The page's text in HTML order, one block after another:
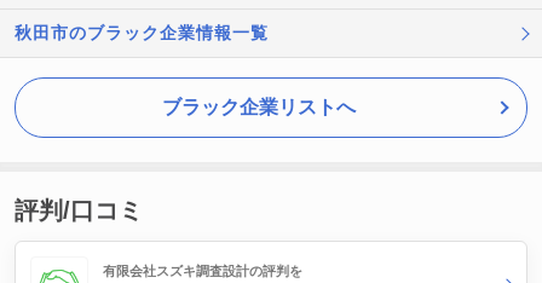
秋田市のブラック企業情報一覧
ブラック企業リストへ
評判/口コミ
有限会社スズキ調査設計の評判を